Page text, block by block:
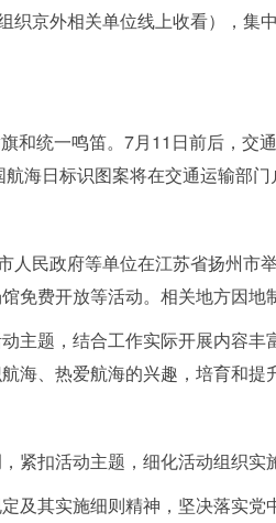
京外相关单位线上收看），集
和统一鸣笛。7月11日前后，交
海日标识图案将在交通运输部门
民政府等单位在江苏省扬州市
免费开放等活动。相关地方因地
主题，结合工作实际开展内容
、热爱航海的兴趣，培育和提
紧扣活动主题，细化活动组织实
及其实施细则精神，坚决落实